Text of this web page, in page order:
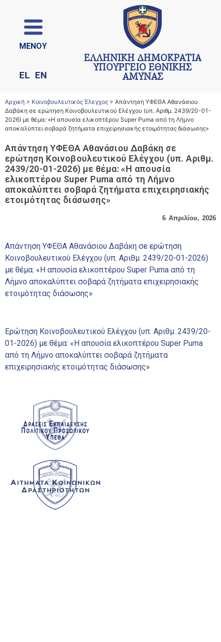
ΜΕΝΟΥ
EL EN
ΕΛΛΗΝΙΚΗ ΔΗΜΟΚΡΑΤΙΑ
ΥΠΟΥΡΓΕΙΟ ΕΘΝΙΚΗΣ
ΑΜΥΝΑΣ
Αρχική > Κοινοβουλευτικός Έλεγχος > Απάντηση ΥΦΕΘΑ Αθανάσιου
Δαβάκη σε ερώτηση Κοινοβουλευτικού Ελέγχου (υπ. Αριθμ. 2439/20-01-
2026) με θέμα: «Η απουσία ελικοπτέρου Super Puma από τη Λήμνο
αποκαλύπτει σοβαρά ζητήματα επιχειρησιακής ετοιμότητας διάσωσης»
Απάντηση ΥΦΕΘΑ Αθανάσιου Δαβάκη σε
ερώτηση Κοινοβουλευτικού Ελέγχου (υπ. Αριθμ.
2439/20-01-2026) με θέμα: «Η απουσία
ελικοπτέρου Super Puma από τη Λήμνο
αποκαλύπτει σοβαρά ζητήματα επιχειρησιακής
ετοιμότητας διάσωσης»
6 Απριλίου, 2026
Απάντηση ΥΦΕΘΑ Αθανάσιου Δαβάκη σε ερώτηση
Κοινοβουλευτικού Ελέγχου (υπ. Αριθμ. 2439/20-01-2026)
με θέμα: «Η απουσία ελικοπτέρου Super Puma από τη
Λήμνο αποκαλύπτει σοβαρά ζητήματα επιχειρησιακής
ετοιμότητας διάσωσης»
Ερώτηση Κοινοβουλευτικού Ελέγχου (υπ. Αριθμ. 2439/20-
01-2026) με θέμα: «Η απουσία ελικοπτέρου Super Puma
από τη Λήμνο αποκαλύπτει σοβαρά ζητήματα
επιχειρησιακής ετοιμότητας διάσωσης»